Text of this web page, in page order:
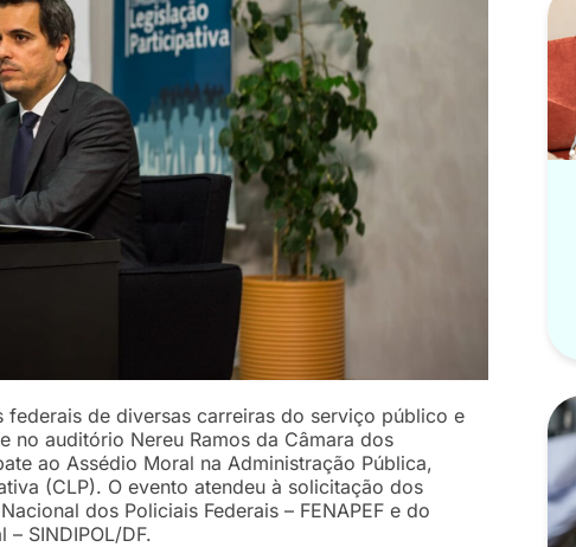
de diversas carreiras do serviço público e
no auditório Nereu Ramos da Câmara dos
ao Assédio Moral na Administração Pública,
(CLP). O evento atendeu à solicitação dos
dos Policiais Federais – FENAPEF e do
SINDIPOL/DF.